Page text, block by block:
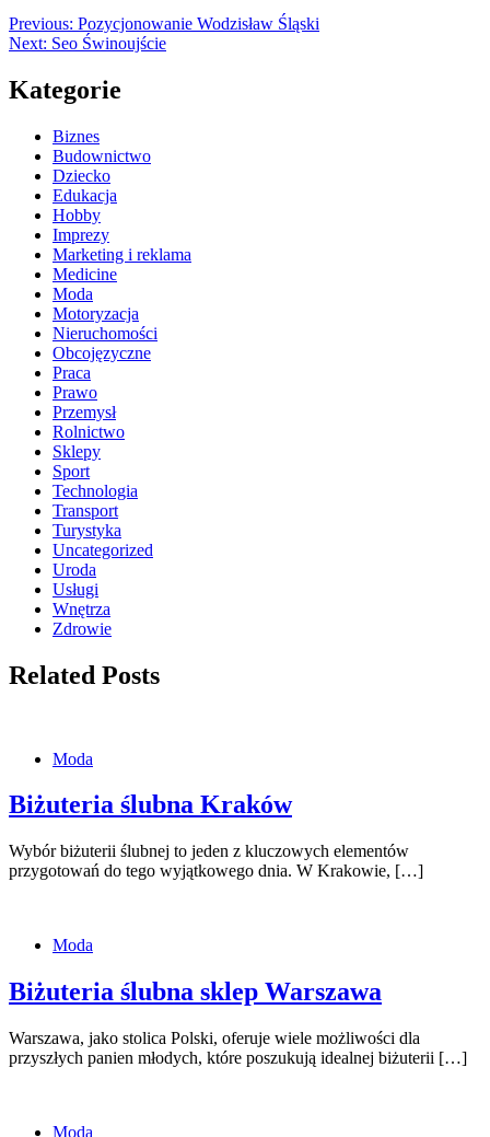
Nawigacja
wpisu
Previous: Pozycjonowanie Wodzisław Śląski
Next: Seo Świnoujście
Kategorie
Biznes
Budownictwo
Dziecko
Edukacja
Hobby
Imprezy
Marketing i reklama
Medicine
Moda
Motoryzacja
Nieruchomości
Obcojęzyczne
Praca
Prawo
Przemysł
Rolnictwo
Sklepy
Sport
Technologia
Transport
Turystyka
Uncategorized
Uroda
Usługi
Wnętrza
Zdrowie
Related Posts
Moda
Biżuteria ślubna Kraków
Wybór biżuterii ślubnej to jeden z kluczowych elementów
przygotowań do tego wyjątkowego dnia. W Krakowie, […]
Moda
Biżuteria ślubna sklep Warszawa
Warszawa, jako stolica Polski, oferuje wiele możliwości dla
przyszłych panien młodych, które poszukują idealnej biżuterii […]
Moda